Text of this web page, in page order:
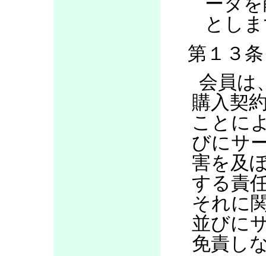
とし
第１３
会員は
購入契
ことに
びにサ
害を及
する責
それに
並びに
免責し